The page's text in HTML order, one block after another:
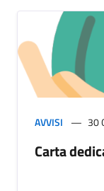
AVVISI 30
Carta